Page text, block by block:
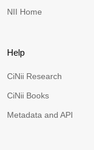
NII Home
Help
CiNii Research
CiNii Books
Metadata and API